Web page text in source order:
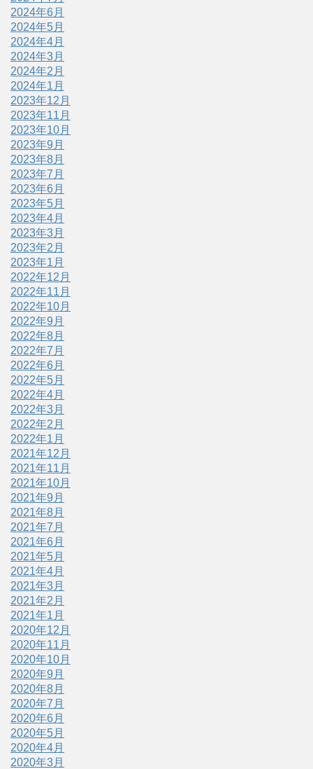
2024年6月
2024年5月
2024年4月
2024年3月
2024年2月
2024年1月
2023年12月
2023年11月
2023年10月
2023年9月
2023年8月
2023年7月
2023年6月
2023年5月
2023年4月
2023年3月
2023年2月
2023年1月
2022年12月
2022年11月
2022年10月
2022年9月
2022年8月
2022年7月
2022年6月
2022年5月
2022年4月
2022年3月
2022年2月
2022年1月
2021年12月
2021年11月
2021年10月
2021年9月
2021年8月
2021年7月
2021年6月
2021年5月
2021年4月
2021年3月
2021年2月
2021年1月
2020年12月
2020年11月
2020年10月
2020年9月
2020年8月
2020年7月
2020年6月
2020年5月
2020年4月
2020年3月